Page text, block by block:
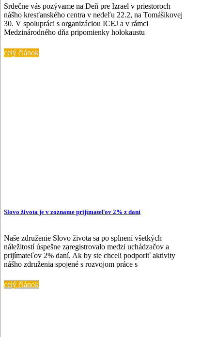
Srdečne vás pozývame na Deň pre Izrael v priestoroch
nášho kresťanského centra v nedeľu 22.2, na Tomášikovej
30. V spolupráci s organizáciou ICEJ a v rámci
Medzinárodného dňa pripomienky holokaustu
celý článok
Slovo života je v zozname prijímateľov 2% z daní
Naše združenie Slovo života sa po splnení všetkých
náležitostí úspešne zaregistrovalo medzi uchádzačov a
prijímateľov 2% daní. Ak by ste chceli podporiť aktivity
nášho združenia spojené s rozvojom práce s
celý článok